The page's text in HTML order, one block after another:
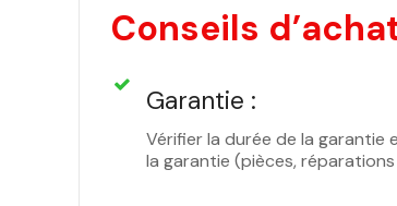
Conseils
Garantie :
Vérifier la durée de la garantie
la garantie (pièces,